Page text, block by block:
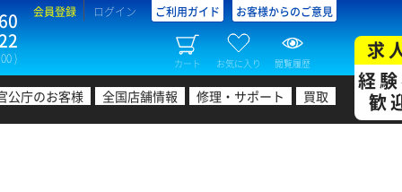
)
会員登録 ログイン ご利用ガイド お客様からのご意見
カート お気に入り 閲覧履歴
公庁のお客様 全国店舗情報 修理・サポート 買取
求
経
歓